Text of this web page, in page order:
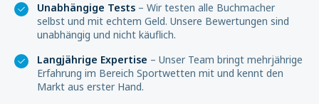
Unabhängige Tests – Wir testen alle Buchmacher
selbst und mit echtem Geld. Unsere Bewertungen sind
unabhängig und nicht käuflich.
Langjährige Expertise – Unser Team bringt mehrjährige
Erfahrung im Bereich Sportwetten mit und kennt den
Markt aus erster Hand.